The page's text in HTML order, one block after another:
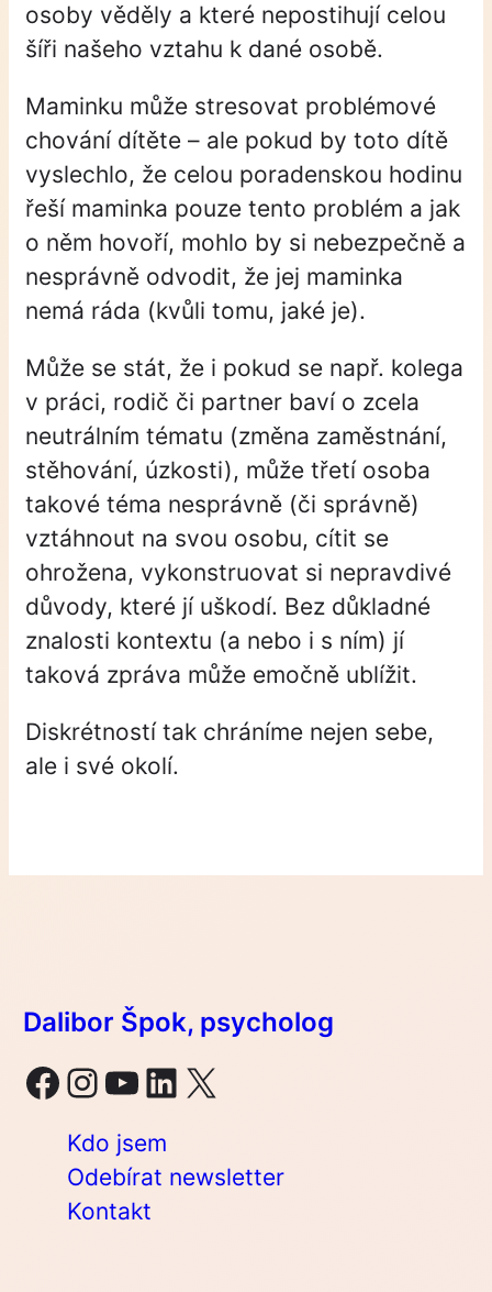
osoby věděly a které nepostihují celou
šíři našeho vztahu k dané osobě.
Maminku může stresovat problémové
chování dítěte – ale pokud by toto dítě
vyslechlo, že celou poradenskou hodinu
řeší maminka pouze tento problém a jak
o něm hovoří, mohlo by si nebezpečně a
nesprávně odvodit, že jej maminka
nemá ráda (kvůli tomu, jaké je).
Může se stát, že i pokud se např. kolega
v práci, rodič či partner baví o zcela
neutrálním tématu (změna zaměstnání,
stěhování, úzkosti), může třetí osoba
takové téma nesprávně (či správně)
vztáhnout na svou osobu, cítit se
ohrožena, vykonstruovat si nepravdivé
důvody, které jí uškodí. Bez důkladné
znalosti kontextu (a nebo i s ním) jí
taková zpráva může emočně ublížit.
Diskrétností tak chráníme nejen sebe,
ale i své okolí.
Dalibor Špok, psycholog
Facebook InstagramYouTube LinkedIn X
Kdo jsem
Odebírat newsletter
Kontakt